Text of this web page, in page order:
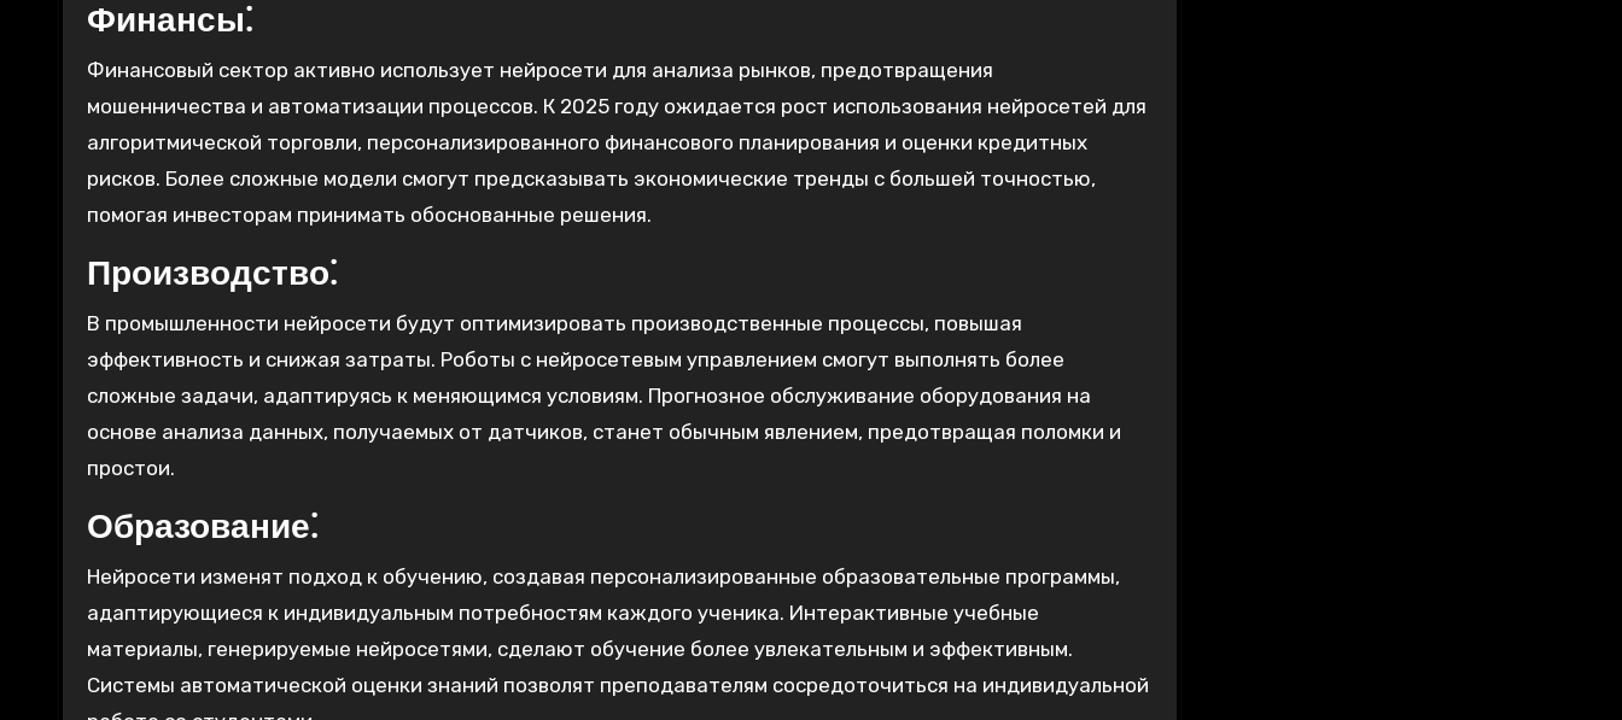
Финансы⁚
Финансовый сектор активно использует нейросети для анализа рынков, предотвращения
мошенничества и автоматизации процессов. К 2025 году ожидается рост использования нейросетей для
алгоритмической торговли, персонализированного финансового планирования и оценки кредитных
рисков. Более сложные модели смогут предсказывать экономические тренды с большей точностью,
помогая инвесторам принимать обоснованные решения.
Производство⁚
В промышленности нейросети будут оптимизировать производственные процессы, повышая
эффективность и снижая затраты. Роботы с нейросетевым управлением смогут выполнять более
сложные задачи, адаптируясь к меняющимся условиям. Прогнозное обслуживание оборудования на
основе анализа данных, получаемых от датчиков, станет обычным явлением, предотвращая поломки и
простои.
Образование⁚
Нейросети изменят подход к обучению, создавая персонализированные образовательные программы,
адаптирующиеся к индивидуальным потребностям каждого ученика. Интерактивные учебные
материалы, генерируемые нейросетями, сделают обучение более увлекательным и эффективным.
Системы автоматической оценки знаний позволят преподавателям сосредоточиться на индивидуальной